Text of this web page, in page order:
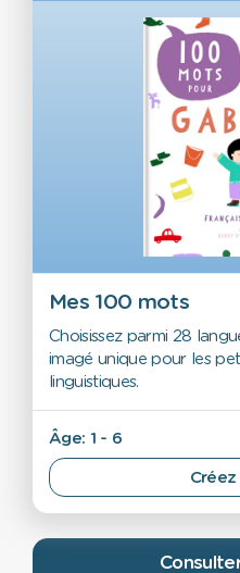
Mes 100 mots
Choisissez parmi 28
imagé unique pour les
linguistiques.
Âge: 1 - 6